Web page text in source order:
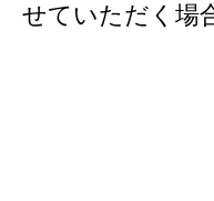
せていただく場